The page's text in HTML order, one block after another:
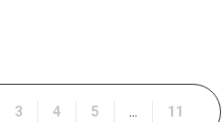
3 4 5 ... 11